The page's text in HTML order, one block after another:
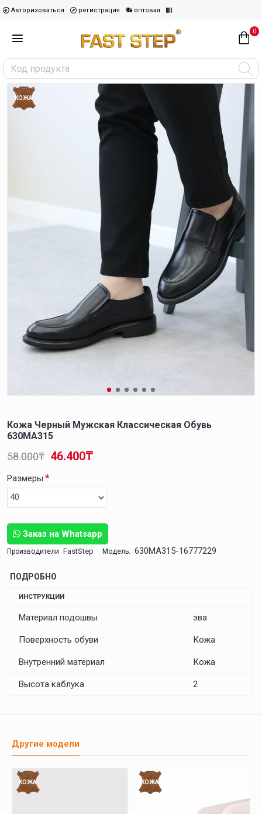
Авторизоваться регистрация оптовая
0
КОЖА
Кожа Черный Мужская Классическая Обувь
630MA315
Заказ на Whatsapp
Производители FastStep Модель: 630MA315-16777229
46.400₸
58.000₸
Размеры
ПОДРОБНО
ИНСТРУКЦИИ
Материал подошвы эва
Поверхность обуви Кожа
Внутренний материал Кожа
Высота каблука 2
Другие модели
КОЖА КОЖА